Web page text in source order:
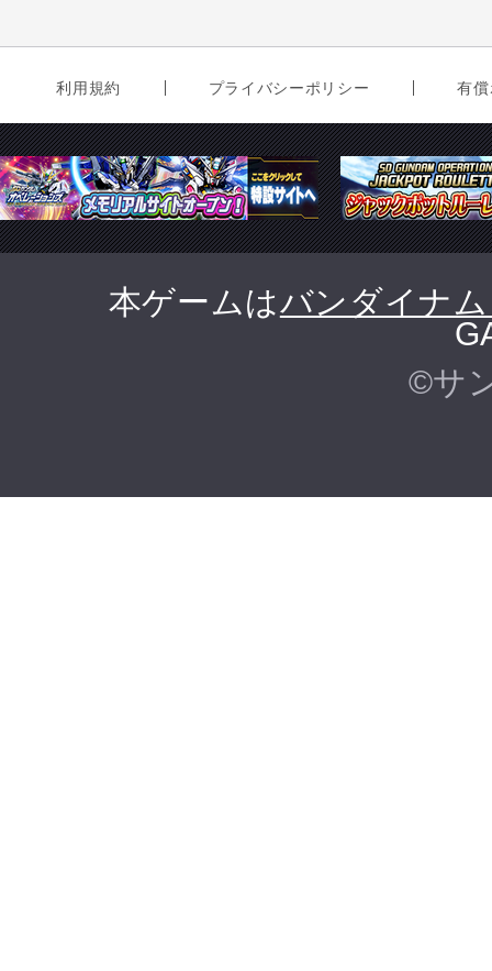
利用規約 プライバシーポリシー 有
本ゲームはバンダイナ
©サ